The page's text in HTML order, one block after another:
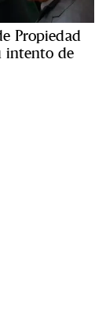
Propiedad
intento de